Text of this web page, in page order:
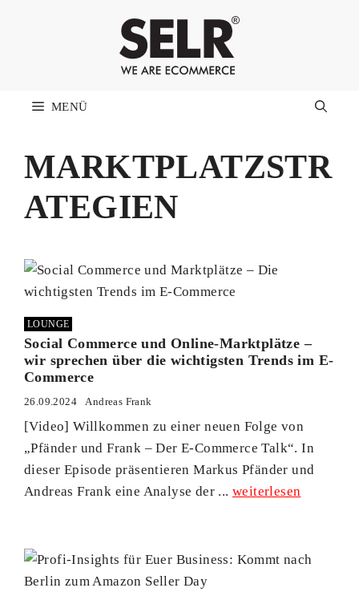
MENÜ
MARKTPLATZSTR
ATEGIEN
LOUNGE
Social Commerce und Online-Marktplätze –
wir sprechen über die wichtigsten Trends im E-
Commerce
26.09.2024 Andreas Frank
[Video] Willkommen zu einer neuen Folge von
„Pfänder und Frank – Der E-Commerce Talk“. In
dieser Episode präsentieren Markus Pfänder und
Andreas Frank eine Analyse der ... weiterlesen